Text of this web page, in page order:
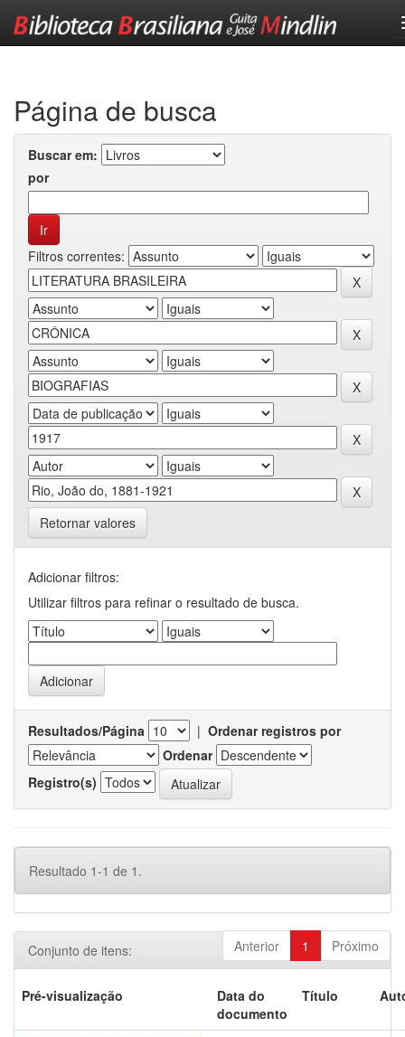
Página de busca
Buscar em:
por
Filtros correntes:
Retornar valores
Adicionar filtros:
Utilizar filtros para refinar o resultado de busca.
Resultados/Página | Ordenar registros por
Ordenar
Registro(s)
Resultado 1-1 de 1.
Anterior 1 Próximo
Conjunto de itens:
Pré-visualização
Data do
documento
Título